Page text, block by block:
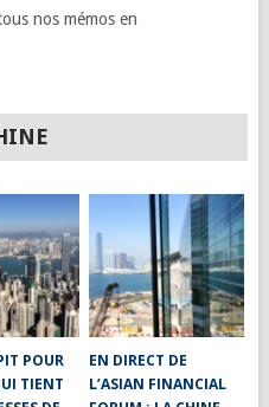
nos mémos en
POUR
TIENT
EN DIRECT DE
L’ASIAN FINANCIAL